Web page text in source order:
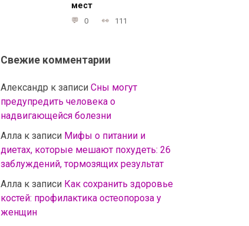
мест
0 111
Свежие комментарии
Александр к записи Сны могут
предупредить человека о
надвигающейся болезни
Алла к записи Мифы о питании и
диетах, которые мешают похудеть: 26
заблуждений, тормозящих результат
Алла к записи Как сохранить здоровье
костей: профилактика остеопороза у
женщин